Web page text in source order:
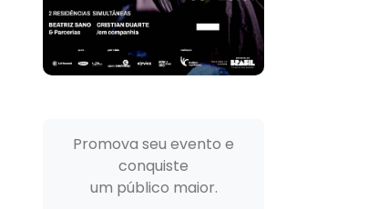
Promova seu evento e
conquiste
um público maior.